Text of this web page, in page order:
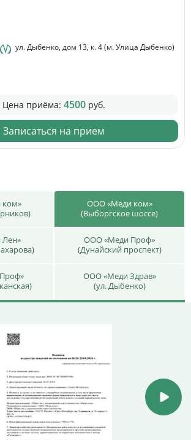
ул. Дыбенко, дом 13, к. 4 (м. Улица Дыбенко)
Цена приёма: 4500руб.
Записаться на прием
ООО «Меди ком»
(Выборгское шоссе)
ООО «Меди Проф»
(Дунайский проспект)
ООО «Меди Здрав»
(ул. Дыбенко)